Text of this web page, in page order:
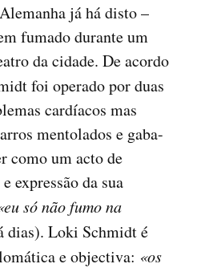
já há disto –
fumado durante um
da cidade. De acordo
foi operado por duas
cardíacos mas
mentolados e gaba-
como um acto de
expressão da sua
só não fumo na
dias). Loki Schmidt é
e objectiva: «os